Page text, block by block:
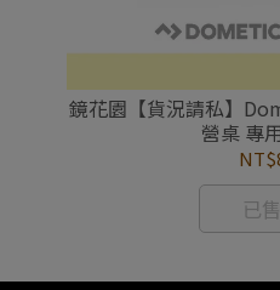
鏡花園【貨況請私】
營桌 專
已